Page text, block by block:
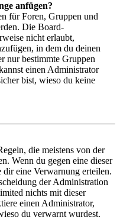
anfügen?
für Foren, Gruppen und
Die Board-
nicht erlaubt,
in dem du deinen
nur bestimmte Gruppen
einen Administrator
bist, wieso du keine
die meistens von der
Wenn du gegen eine dieser
dir eine Verwarnung erteilen.
der Administration
nichts mit dieser
einen Administrator,
du verwarnt wurdest.